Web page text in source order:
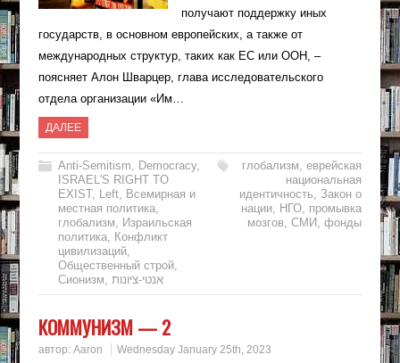
получают поддержку иных
государств, в основном европейских, а также от
международных структур, таких как ЕС или ООН, –
поясняет Алон Шварцер, глава исследовательского
отдела организации «Им…
ДАЛЕЕ
Anti-Semitism, Democracy,
ISRAEL'S RIGHT TO
EXIST, Left, Всемирная и
местная политика,
глобализм, Израильская
политика, Конфликт
цивилизаций,
Общественный строй,
Сионизм, אנטי-ציונות
глобализм,еврейская
национальная
идентичность,Закон о
нации, НГО, промывка
мозгов,СМИ ,фонды
КОММУНИЗМ — 2
автор: Aaron Wednesday January 25th, 2023